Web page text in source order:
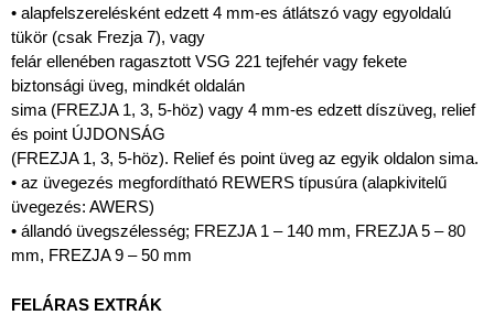
• alapfelszerelésként edzett 4 mm-es átlátszó vagy egyoldalú
tükör (csak Frezja 7), vagy
felár ellenében ragasztott VSG 221 tejfehér vagy fekete
biztonsági üveg, mindkét oldalán
sima (FREZJA 1, 3, 5-höz) vagy 4 mm-es edzett díszüveg, relief
és point ÚJDONSÁG
(FREZJA 1, 3, 5-höz). Relief és point üveg az egyik oldalon sima.
• az üvegezés megfordítható REWERS típusúra (alapkivitelű
üvegezés: AWERS)
• állandó üvegszélesség; FREZJA 1 – 140 mm, FREZJA 5 – 80
mm, FREZJA 9 – 50 mm
FELÁRAS EXTRÁK